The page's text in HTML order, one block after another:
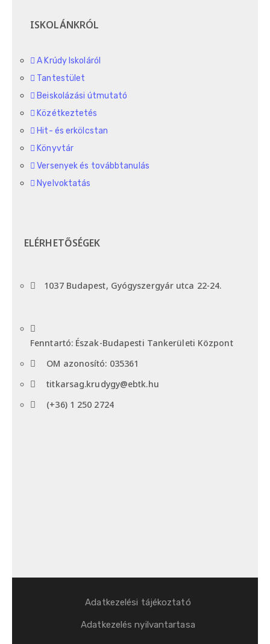
ISKOLÁNKRÓL
A Krúdy Iskoláról
Tantestület
Beiskolázási útmutató
Közétkeztetés
Hit- és erkölcstan
Könyvtár
Versenyek és továbbtanulás
Nyelvoktatás
ELÉRHETŐSÉGEK
1037 Budapest, Gyógyszergyár utca 22-24.
Fenntartó: Észak-Budapesti Tankerületi Központ
OM azonosító: 035361
titkarsag.krudygy@ebtk.hu
(+36) 1 250 2724​
Adatkezelési tájékoztató
Adatkezelés nyilvantartasa